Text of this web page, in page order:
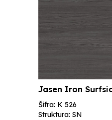
Jasen Iron
Šifra: K 526
Struktura: SN